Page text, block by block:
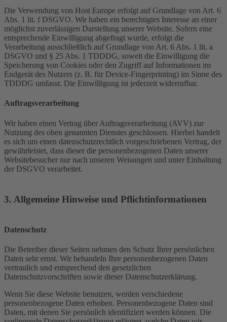
Die Verwendung von Host Europe erfolgt auf Grundlage von Art. 6
Abs. 1 lit. f DSGVO. Wir haben ein berechtigtes Interesse an einer
möglichst zuverlässigen Darstellung unserer Website. Sofern eine
entsprechende Einwilligung abgefragt wurde, erfolgt die
Verarbeitung ausschließlich auf Grundlage von Art. 6 Abs. 1 lit. a
DSGVO und § 25 Abs. 1 TDDDG, soweit die Einwilligung die
Speicherung von Cookies oder den Zugriff auf Informationen im
Endgerät des Nutzers (z. B. für Device-Fingerprinting) im Sinne des
TDDDG umfasst. Die Einwilligung ist jederzeit widerrufbar.
Auftragsverarbeitung
Wir haben einen Vertrag über Auftragsverarbeitung (AVV) zur
Nutzung des oben genannten Dienstes geschlossen. Hierbei handelt
es sich um einen datenschutzrechtlich vorgeschriebenen Vertrag, der
gewährleistet, dass dieser die personenbezogenen Daten unserer
Websitebesucher nur nach unseren Weisungen und unter Einhaltung
der DSGVO verarbeitet.
3. Allgemeine Hinweise und Pflicht­informationen
Datenschutz
Die Betreiber dieser Seiten nehmen den Schutz Ihrer persönlichen
Daten sehr ernst. Wir behandeln Ihre personenbezogenen Daten
vertraulich und entsprechend den gesetzlichen
Datenschutzvorschriften sowie dieser Datenschutzerklärung.
Wenn Sie diese Website benutzen, werden verschiedene
personenbezogene Daten erhoben. Personenbezogene Daten sind
Daten, mit denen Sie persönlich identifiziert werden können. Die